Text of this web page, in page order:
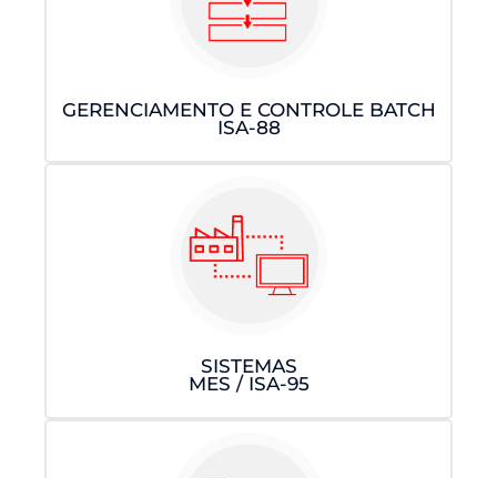
GERENCIAMENTO E CONTROLE BATCH
ISA-88
SISTEMAS
MES / ISA-95